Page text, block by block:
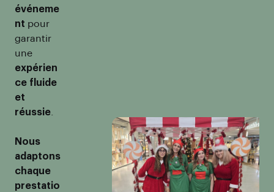
événeme
nt pour
garantir
une
expérien
ce fluide
et
réussie.
Nous
adaptons
chaque
prestatio